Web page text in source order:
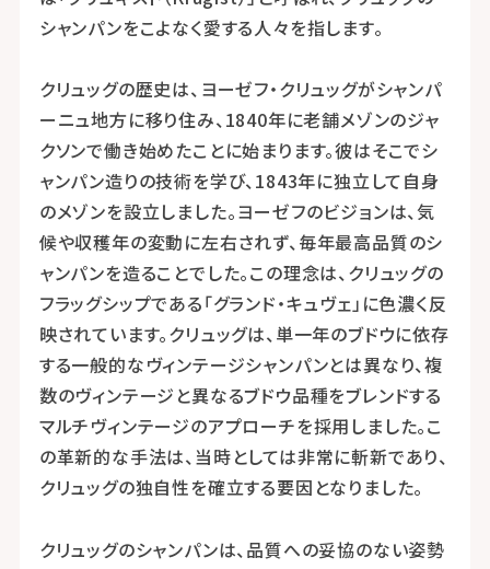
シャンパンをこよなく愛する人々を指します。
クリュッグの歴史は、ヨーゼフ・クリュッグがシャンパ
ーニュ地方に移り住み、1840年に老舗メゾンのジャ
クソンで働き始めたことに始まります。彼はそこでシ
ャンパン造りの技術を学び、1843年に独立して自身
のメゾンを設立しました。ヨーゼフのビジョンは、気
候や収穫年の変動に左右されず、毎年最高品質のシ
ャンパンを造ることでした。この理念は、クリュッグの
フラッグシップである「グランド・キュヴェ」に色濃く反
映されています。クリュッグは、単一年のブドウに依存
する一般的なヴィンテージシャンパンとは異なり、複
数のヴィンテージと異なるブドウ品種をブレンドする
マルチヴィンテージのアプローチを採用しました。こ
の革新的な手法は、当時としては非常に斬新であり、
クリュッグの独自性を確立する要因となりました。
クリュッグのシャンパンは、品質への妥協のない姿勢